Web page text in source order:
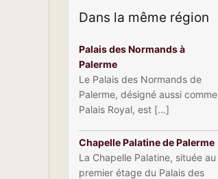
Dans la même région
Palais des Normands à
Palerme
Le Palais des Normands de
Palerme, désigné aussi comme
Palais Royal, est […]
Chapelle Palatine de Palerme
La Chapelle Palatine, située au
premier étage du Palais des